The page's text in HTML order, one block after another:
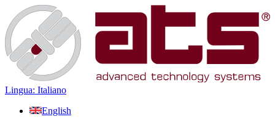
Lingua: Italiano
English